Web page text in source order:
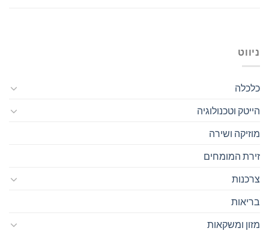
ניווט
כלכלה
הייטק וטכנולוגיה
מוזיקה ושירה
זירת המומחים
צרכנות
בריאות
מזון ומשקאות